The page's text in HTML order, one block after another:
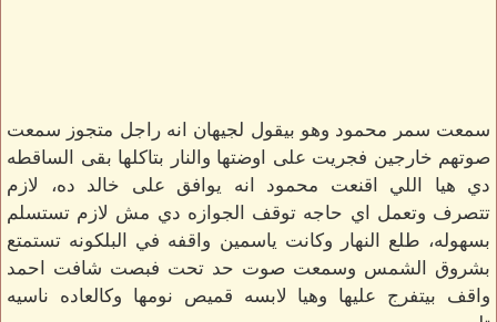
سمعت سمر محمود وهو بيقول لجيهان انه راجل متجوز سمعت
صوتهم خارجين فجريت على اوضتها والنار بتاكلها بقى الساقطه
دي هيا اللي اقنعت محمود انه يوافق على خالد ده، لازم
تتصرف وتعمل اي حاجه توقف الجوازه دي مش لازم تستسلم
بسهوله، طلع النهار وكانت ياسمين واقفه في البلكونه تستمتع
بشروق الشمس وسمعت صوت حد تحت فبصت شافت احمد
واقف بيتفرج عليها وهيا لابسه قميص نومها وكالعاده ناسيه